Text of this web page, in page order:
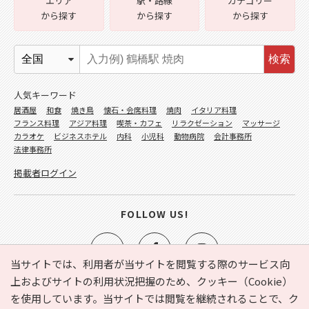
当サイトでは、利用者が当サイトを閲覧する際のサービス向
上およびサイトの利用状況把握のため、クッキー（Cookie）
を使用しています。当サイトでは閲覧を継続されることで、ク
e-NAVITA（イーナビタ）とは？ お気に入り ヘルプ
から探す
から探す
から探す
検索
人気キーワード
居酒屋 和食 焼き鳥 懐石・会席料理 焼肉
イタリア料理
フランス料理
アジア料理 喫茶・カフェ リラクゼーション
マッサージ
カラオケ
ビジネスホテル 内科 小児科 動物病院
会計事務所
法律事務所
掲載者ログイン
FOLLOW US!